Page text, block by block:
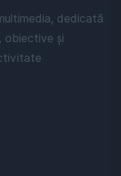
dedicată
obiective și